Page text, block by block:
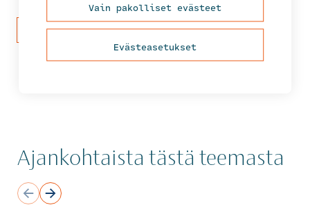
Lähetä viesti
Ajankohtaista tästä teemasta
Vain pakolliset evästeet
Evästeasetukset